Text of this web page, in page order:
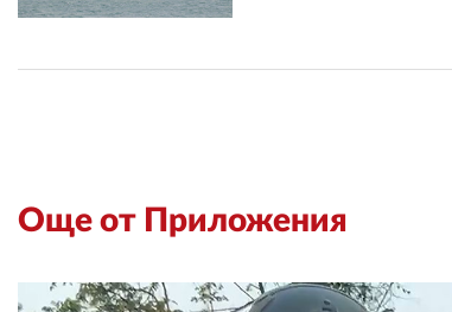
Още от Приложения